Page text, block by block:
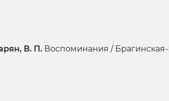
В. П. Воспоминания /